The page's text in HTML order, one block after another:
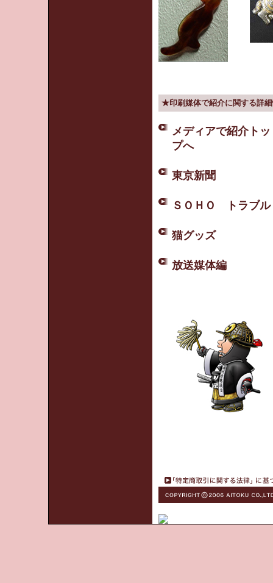
★印刷媒体で紹介に関する詳
メディアで紹介トッ
プへ
東京新聞
ＳＯＨＯ トラブル
猫グッズ
放送媒体編